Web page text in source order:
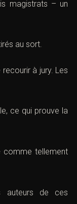
magistrats – un
au sort.
à jury. Les
ce qui prouve la
comme tellement
auteurs de ces